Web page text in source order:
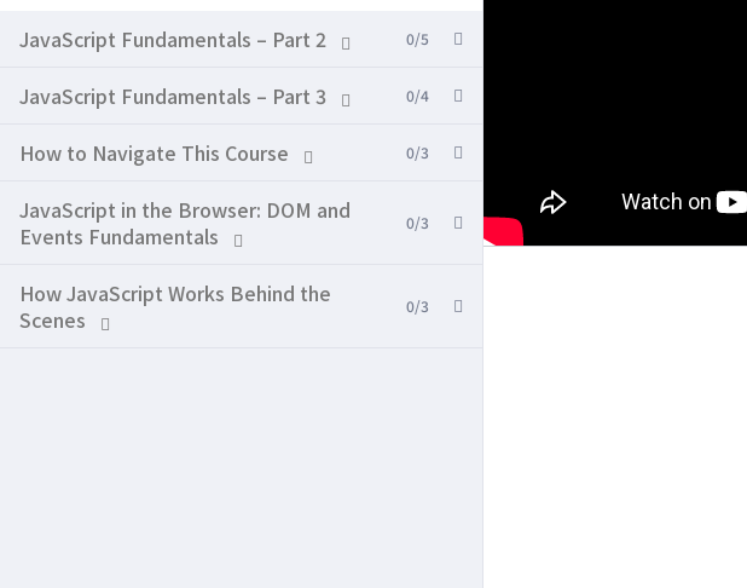
JavaScript Fundamentals – Part 2 0/5
JavaScript Fundamentals – Part 3 0/4
How to Navigate This Course 0/3
JavaScript in the Browser: DOM and
Events Fundamentals
0/3
How JavaScript Works Behind the
Scenes
0/3